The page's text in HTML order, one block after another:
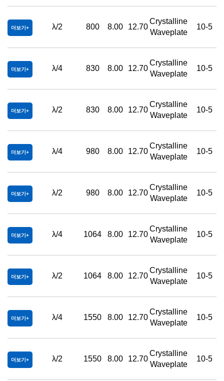
더보기 λ/2 800 8.00 12.70
Crystalline
Waveplate
10-5
더보기 λ/4 830 8.00 12.70
Crystalline
Waveplate
10-5
더보기 λ/2 830 8.00 12.70
Crystalline
Waveplate
10-5
더보기 λ/4 980 8.00 12.70
Crystalline
Waveplate
10-5
더보기 λ/2 980 8.00 12.70
Crystalline
Waveplate
10-5
더보기 λ/4 1064 8.00 12.70
Crystalline
Waveplate
10-5
더보기 λ/2 1064 8.00 12.70
Crystalline
Waveplate
10-5
더보기 λ/4 1550 8.00 12.70
Crystalline
Waveplate
10-5
더보기 λ/2 1550 8.00 12.70
Crystalline
Waveplate
10-5